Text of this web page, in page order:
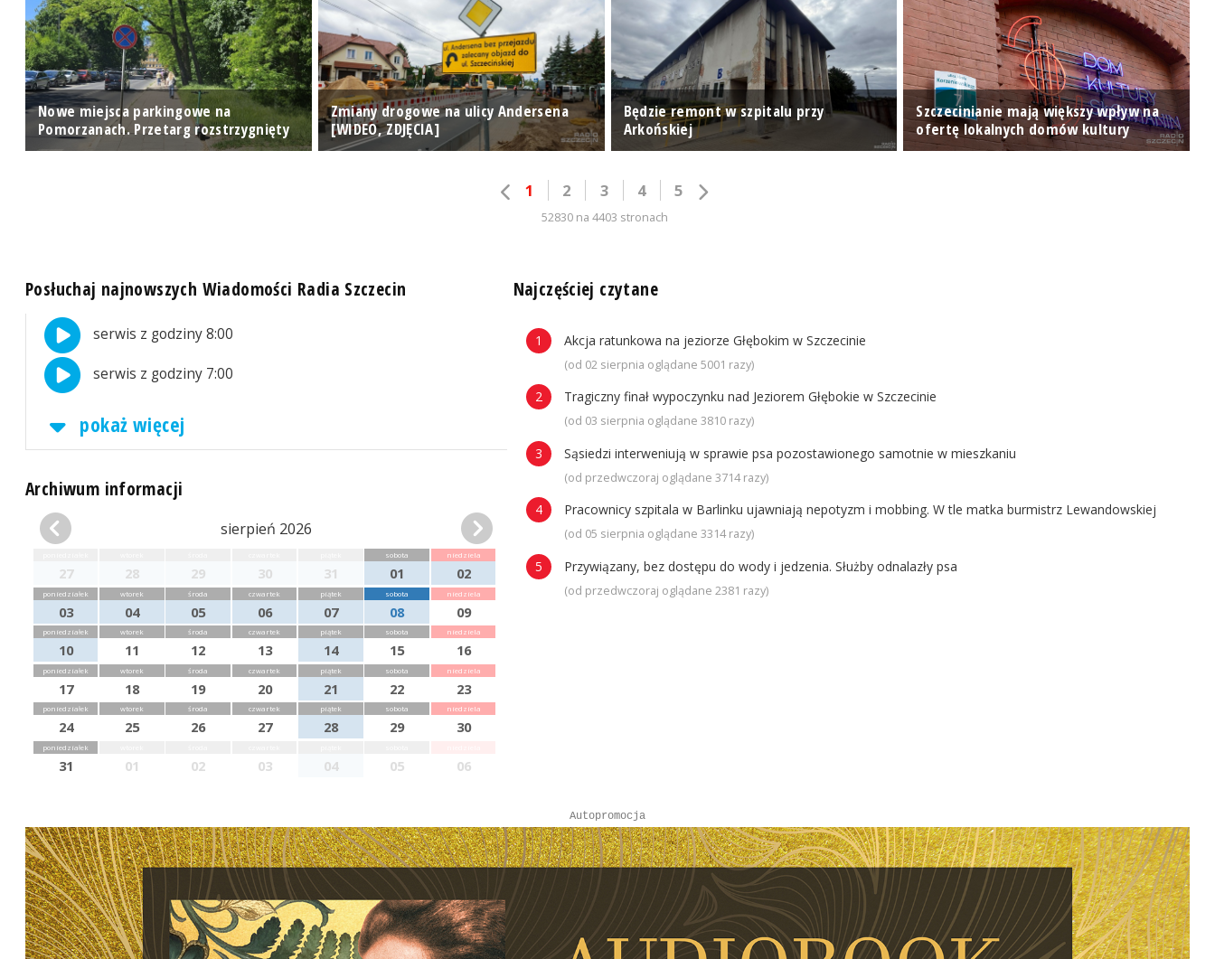
Nowe miejsca parkingowe na
Pomorzanach. Przetarg rozstrzygnięty
Zmiany drogowe na ulicy Andersena
[WIDEO, ZDJĘCIA]
Będzie remont w szpitalu przy
Arkońskiej
Szczecinianie mają większy wpływ na
ofertę lokalnych domów kultury
1 2 3 4 5
52830 na 4403 stronach
Posłuchaj najnowszych Wiadomości Radia Szczecin
serwis z godziny 8:00
serwis z godziny 7:00
pokaż więcej
Archiwum informacji
sierpień 2026
27 28 29 30 31
sobota
01
niedziela
02
poniedziałek
03
wtorek
04
środa
05
czwartek
06
piątek
07
sobota
08
niedziela
09
poniedziałek
10
wtorek
11
środa
12
czwartek
13
piątek
14
sobota
15
niedziela
16
poniedziałek
17
wtorek
18
środa
19
czwartek
20
piątek
21
sobota
22
niedziela
23
poniedziałek
24
wtorek
25
środa
26
czwartek
27
piątek
28
sobota
29
niedziela
30
poniedziałek
31 01 02 03 04 05 06
Najczęściej czytane
Akcja ratunkowa na jeziorze Głębokim w Szczecinie
(od 02 sierpnia oglądane 5001 razy)
Tragiczny finał wypoczynku nad Jeziorem Głębokie w Szczecinie
(od 03 sierpnia oglądane 3810 razy)
Sąsiedzi interweniują w sprawie psa pozostawionego samotnie w mieszkaniu
(od przedwczoraj oglądane 3714 razy)
Pracownicy szpitala w Barlinku ujawniają nepotyzm i mobbing. W tle matka burmistrz Lewandowskiej
(od 05 sierpnia oglądane 3314 razy)
Przywiązany, bez dostępu do wody i jedzenia. Służby odnalazły psa
(od przedwczoraj oglądane 2381 razy)
Autopromocja